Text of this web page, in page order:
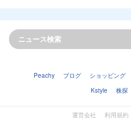
Peachy ブログ ショッピング
Kstyle
株探
運営会社 利用規約